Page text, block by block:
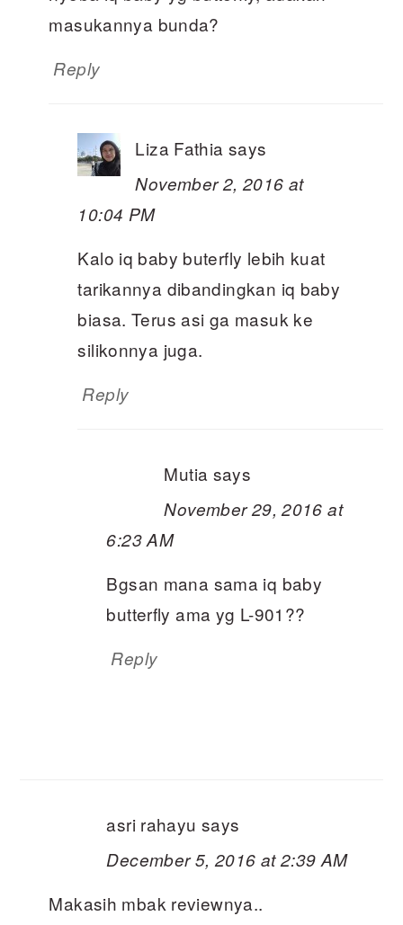
masukannya bunda?
Reply
Liza Fathia says
November 2, 2016 at
10:04 PM
Kalo iq baby buterfly lebih kuat
tarikannya dibandingkan iq baby
biasa. Terus asi ga masuk ke
silikonnya juga.
Reply
Mutia says
November 29, 2016 at
6:23 AM
Bgsan mana sama iq baby
butterfly ama yg L-901??
Reply
asri rahayu says
December 5, 2016 at 2:39 AM
Makasih mbak reviewnya..